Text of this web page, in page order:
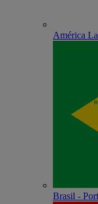
América
Brasil -